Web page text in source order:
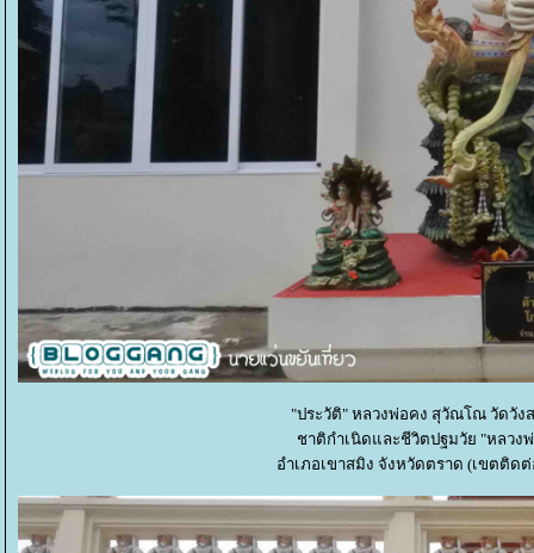
"ประวัติ" หลวงพ่อคง สุวัณโณ วัดวัง
ชาติกำเนิดและชีวิตปฐมวัย "หลวง
อำเภอเขาสมิง จังหวัดตราด (เขตติด